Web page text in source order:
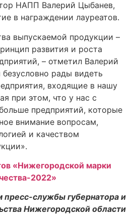
НАПП Валерий Цыбанев,
в награждении лауреатов.
выпускаемой продукции –
развития и роста
– отметил Валерий
рады видеть
входящие в нашу
при этом, что у нас с
предприятий, которые
внимание вопросам,
и качеством
«Нижегородской марки
2022»
пресс-службы губернатора и
Нижегородской области